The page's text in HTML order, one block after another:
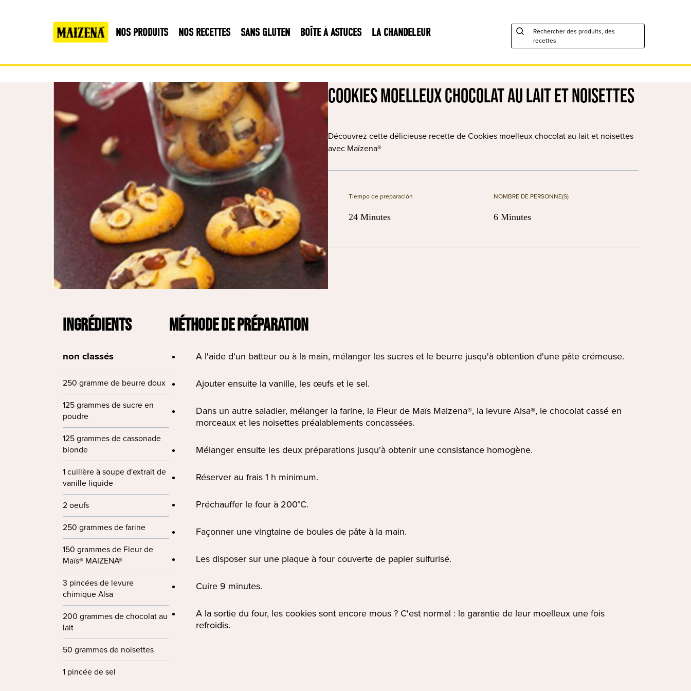
NOS PRODUITS NOS RECETTES SANS GLUTEN BOÎTE À ASTUCES LA CHANDELEUR
Rechercher des produits, des
recettes
Cookies moelleux chocolat au lait et noisettes
Découvrez cette délicieuse recette de Cookies moelleux chocolat au lait et noisettes
avec Maïzena®
Tiempo de preparación
24 Minutes
NOMBRE DE PERSONNE(S)
6 Minutes
INGRÉDIENTS
non classés
250 gramme de beurre doux
125 grammes de sucre en
poudre
125 grammes de cassonade
blonde
1 cuillère à soupe d'extrait de
vanille liquide
2 oeufs
250 grammes de farine
150 grammes de Fleur de
Maïs® MAIZENA®
3 pincées de levure
chimique Alsa
200 grammes de chocolat au
lait
50 grammes de noisettes
1 pincée de sel
MÉTHODE DE PRÉPARATION
A l'aide d'un batteur ou à la main, mélanger les sucres et le beurre jusqu'à obtention d'une pâte crémeuse.
Ajouter ensuite la vanille, les œufs et le sel.
Dans un autre saladier, mélanger la farine, la Fleur de Maïs Maizena®, la levure Alsa®, le chocolat cassé en
morceaux et les noisettes préalablements concassées.
Mélanger ensuite les deux préparations jusqu'à obtenir une consistance homogène.
Réserver au frais 1 h minimum.
Préchauffer le four à 200°C.
Façonner une vingtaine de boules de pâte à la main.
Les disposer sur une plaque à four couverte de papier sulfurisé.
Cuire 9 minutes.
A la sortie du four, les cookies sont encore mous ? C'est normal : la garantie de leur moelleux une fois
refroidis.